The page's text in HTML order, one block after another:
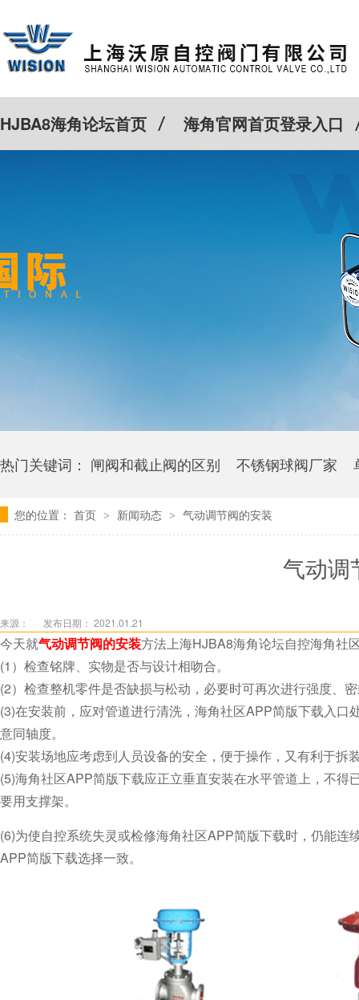
HJBA8海角论坛首页 海角官网首页登录入口
热门关键词： 闸阀和截止阀的区别 不锈钢球阀厂家
卫生级海角社区APP官网版多少钱
您的位置： 首页 > 新闻动态 > 气动调节阀的安装
气动调
来源： 发布日期： 2021.01.21
今天就气动调节阀的安装方法上海HJBA8海角论坛自控海角社区
(1）检查铭牌、实物是否与设计相吻合。
(2）检查整机零件是否缺损与松动，必要时可再次进行强度、密封
(3)在安装前，应对管道进行清洗，海角社区APP简版下载入口
意同轴度。
(4)安装场地应考虑到人员设备的安全，便于操作，又有利于拆装
(5)海角社区APP简版下载应正立垂直安装在水平管道上，不得已
要用支撑架。
(6)为使自控系统失灵或检修海角社区APP简版下载时，仍能连
APP简版下载选择一致。